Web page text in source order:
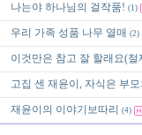
나는야 하나님의 걸작품! (1)
우리 가족 성품 나무 열매 (2)
이것만은 참고 잘 할래요(절
고집 센 재윤이, 자식은 부
재윤이의 이야기보따리 (4)